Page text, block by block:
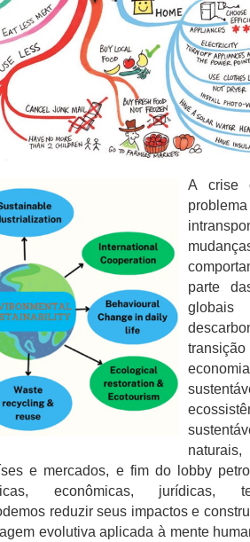
A crise
parte
e mercados, e fim do lobby
econômicas, jurídicas,
reduzir seus impactos e
evolutiva aplicada à mente